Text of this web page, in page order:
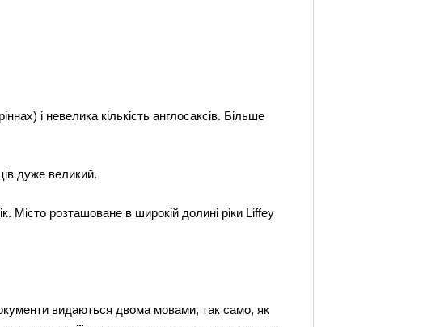
і невелика кількість англосаксів. Більше
дуже великий.
Місто розташоване в широкій долині ріки Liffey
видаються двома мовами, так само, як